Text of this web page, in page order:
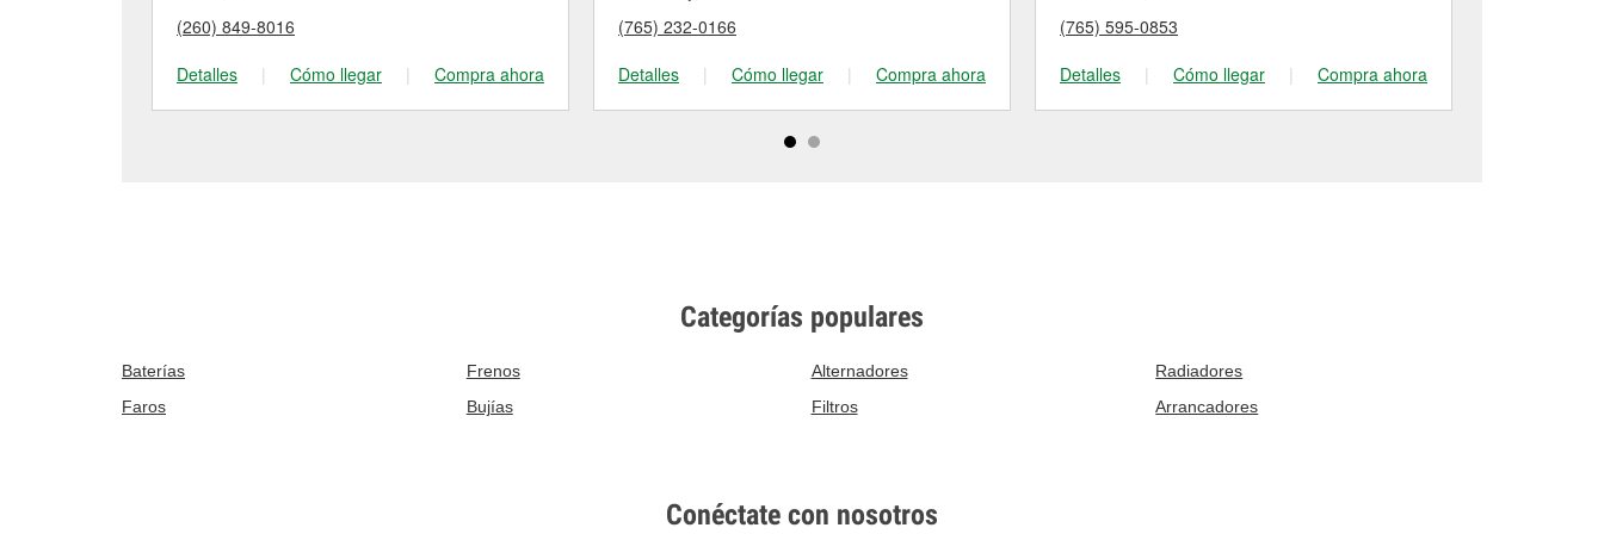
(260) 849-8016
Detalles
| Cómo llegar | Compra ahora
(765) 232-0166
Detalles
| Cómo llegar | Compra ahora
(765) 595-0853
Detalles
| Cómo llegar | Compra ahora
Categorías populares
Baterías Frenos Alternadores
Radiadores
Faros
Bujías Filtros Arrancadores
Conéctate con nosotros